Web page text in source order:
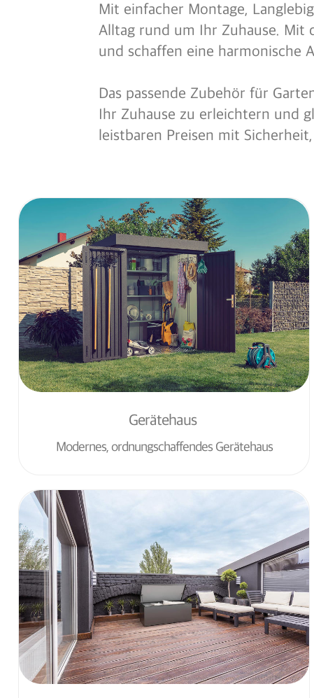
Mit einfacher Montage,
Alltag rund um Ihr Zuhause. Mit
und schaffen eine harmonische
Das passende Zubehör für
Ihr Zuhause zu erleichtern und
leistbaren Preisen mit
Gerätehaus
Modernes, ordnungschaffendes Gerätehaus